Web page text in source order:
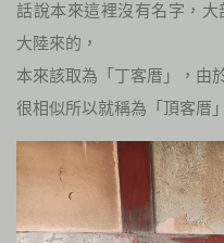
話說本來這裡沒有名字，
大陸來的，
本來該取為「丁客厝」，由
很相似所以就稱為「頂客厝